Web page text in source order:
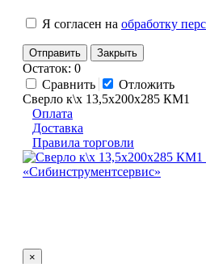
Я согласен на обработку
Отправить Закрыть
Остаток: 0
Сравнить
Отложить
Сверло к\х 13,5х200х285 КМ1
Оплата
Доставка
Правила торговли
×